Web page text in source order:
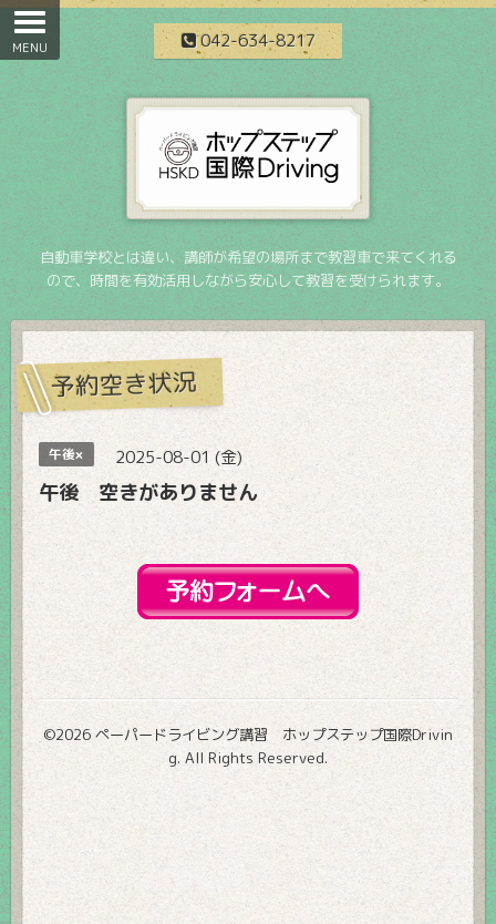
042-634-8217
自動車学校とは違い、講師が希望の場所まで教習車で来てくれる
ので、時間を有効活用しながら安心して教習を受けられます。
予約空き状況
午後× 2025-08-01 (金)
午後 空きがありません
©2026 ペーパードライビング講習 ホップステップ国際Drivin
g. All Rights Reserved.